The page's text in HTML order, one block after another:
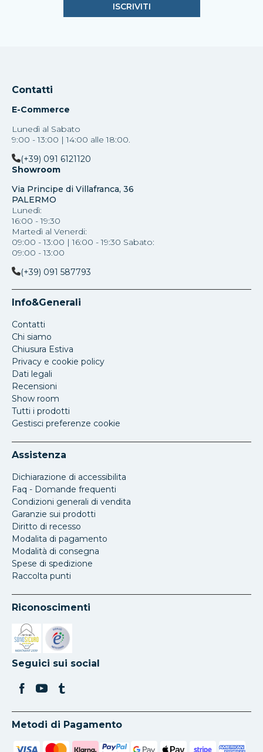
Contatti
E-Commerce
Lunedì al Sabato
9:00 - 13:00 | 14:00 alle 18:00.
(+39) 091 6121120
Showroom
Via Principe di Villafranca, 36
PALERMO
Lunedì:
16:00 - 19:30
Martedì al Venerdi:
09:00 - 13:00 | 16:00 - 19:30 Sabato:
09:00 - 13:00
(+39) 091 587793
Info&Generali
Contatti
Chi siamo
Chiusura Estiva
Privacy e cookie policy
Dati legali
Recensioni
Show room
Tutti i prodotti
Gestisci preferenze cookie
Assistenza
Dichiarazione di accessibilita
Faq - Domande frequenti
Condizioni generali di vendita
Garanzie sui prodotti
Diritto di recesso
Modalita di pagamento
Modalità di consegna
Spese di spedizione
Raccolta punti
Riconoscimenti
Si apre in una nuova scheda
Si apre in una nuova scheda
Seguici sui social
Metodi di Pagamento